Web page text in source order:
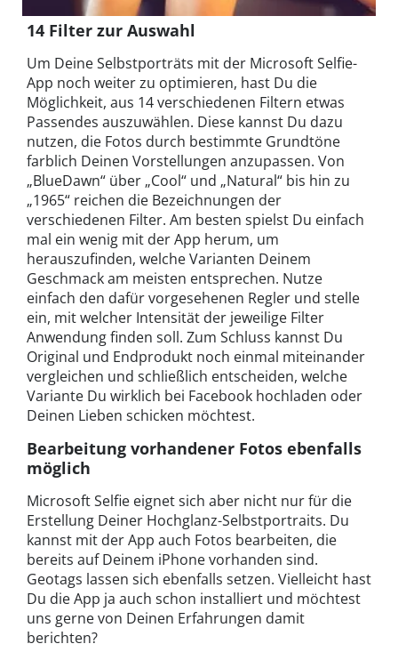
14 Filter zur Auswahl
Um Deine Selbstporträts mit der Microsoft Selfie-
App noch weiter zu optimieren, hast Du die
Möglichkeit, aus 14 verschiedenen Filtern etwas
Passendes auszuwählen. Diese kannst Du dazu
nutzen, die Fotos durch bestimmte Grundtöne
farblich Deinen Vorstellungen anzupassen. Von
„BlueDawn“ über „Cool“ und „Natural“ bis hin zu
„1965“ reichen die Bezeichnungen der
verschiedenen Filter. Am besten spielst Du einfach
mal ein wenig mit der App herum, um
herauszufinden, welche Varianten Deinem
Geschmack am meisten entsprechen. Nutze
einfach den dafür vorgesehenen Regler und stelle
ein, mit welcher Intensität der jeweilige Filter
Anwendung finden soll. Zum Schluss kannst Du
Original und Endprodukt noch einmal miteinander
vergleichen und schließlich entscheiden, welche
Variante Du wirklich bei Facebook hochladen oder
Deinen Lieben schicken möchtest.
Bearbeitung vorhandener Fotos ebenfalls
möglich
Microsoft Selfie eignet sich aber nicht nur für die
Erstellung Deiner Hochglanz-Selbstportraits. Du
kannst mit der App auch Fotos bearbeiten, die
bereits auf Deinem iPhone vorhanden sind.
Geotags lassen sich ebenfalls setzen. Vielleicht hast
Du die App ja auch schon installiert und möchtest
uns gerne von Deinen Erfahrungen damit
berichten?